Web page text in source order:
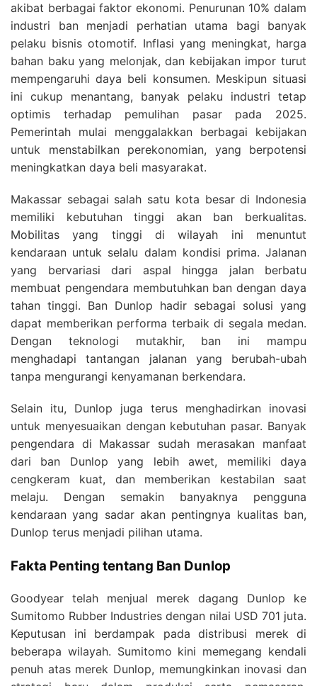
akibat berbagai faktor ekonomi. Penurunan 10% dalam
industri ban menjadi perhatian utama bagi banyak
pelaku bisnis otomotif. Inflasi yang meningkat, harga
bahan baku yang melonjak, dan kebijakan impor turut
mempengaruhi daya beli konsumen. Meskipun situasi
ini cukup menantang, banyak pelaku industri tetap
optimis terhadap pemulihan pasar pada 2025.
Pemerintah mulai menggalakkan berbagai kebijakan
untuk menstabilkan perekonomian, yang berpotensi
meningkatkan daya beli masyarakat.
Makassar sebagai salah satu kota besar di Indonesia
memiliki kebutuhan tinggi akan ban berkualitas.
Mobilitas yang tinggi di wilayah ini menuntut
kendaraan untuk selalu dalam kondisi prima. Jalanan
yang bervariasi dari aspal hingga jalan berbatu
membuat pengendara membutuhkan ban dengan daya
tahan tinggi. Ban Dunlop hadir sebagai solusi yang
dapat memberikan performa terbaik di segala medan.
Dengan teknologi mutakhir, ban ini mampu
menghadapi tantangan jalanan yang berubah-ubah
tanpa mengurangi kenyamanan berkendara.
Selain itu, Dunlop juga terus menghadirkan inovasi
untuk menyesuaikan dengan kebutuhan pasar. Banyak
pengendara di Makassar sudah merasakan manfaat
dari ban Dunlop yang lebih awet, memiliki daya
cengkeram kuat, dan memberikan kestabilan saat
melaju. Dengan semakin banyaknya pengguna
kendaraan yang sadar akan pentingnya kualitas ban,
Dunlop terus menjadi pilihan utama.
Fakta Penting tentang Ban Dunlop
Goodyear telah menjual merek dagang Dunlop ke
Sumitomo Rubber Industries dengan nilai USD 701 juta.
Keputusan ini berdampak pada distribusi merek di
beberapa wilayah. Sumitomo kini memegang kendali
penuh atas merek Dunlop, memungkinkan inovasi dan